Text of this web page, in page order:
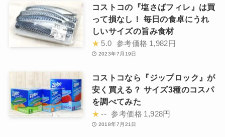
コストコの『塩さばフィレ』は買
って損なし！ 毎日の食卓にうれ
しいサイズの旨み食材
★ 5.0 参考価格 1,982円
2023年7月19日
コストコなら『ジップロック』が
安く買える？ サイズ3種のコスパ
を調べてみた
★ -- 参考価格 1,928円
2018年7月21日